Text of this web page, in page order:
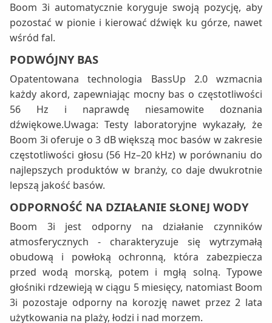
Boom 3i automatycznie koryguje swoją pozycję, aby
pozostać w pionie i kierować dźwięk ku górze, nawet
wśród fal.
PODWÓJNY BAS
Opatentowana technologia BassUp 2.0 wzmacnia
każdy akord, zapewniając mocny bas o częstotliwości
56 Hz i naprawdę niesamowite doznania
dźwiękowe.Uwaga: Testy laboratoryjne wykazały, że
Boom 3i oferuje o 3 dB większą moc basów w zakresie
częstotliwości głosu (56 Hz–20 kHz) w porównaniu do
najlepszych produktów w branży, co daje dwukrotnie
lepszą jakość basów.
ODPORNOŚĆ NA DZIAŁANIE SŁONEJ WODY
Boom 3i jest odporny na działanie czynników
atmosferycznych - charakteryzuje się wytrzymałą
obudową i powłoką ochronną, która zabezpiecza
przed wodą morską, potem i mgłą solną. Typowe
głośniki rdzewieją w ciągu 5 miesięcy, natomiast Boom
3i pozostaje odporny na korozję nawet przez 2 lata
użytkowania na plaży, łodzi i nad morzem.